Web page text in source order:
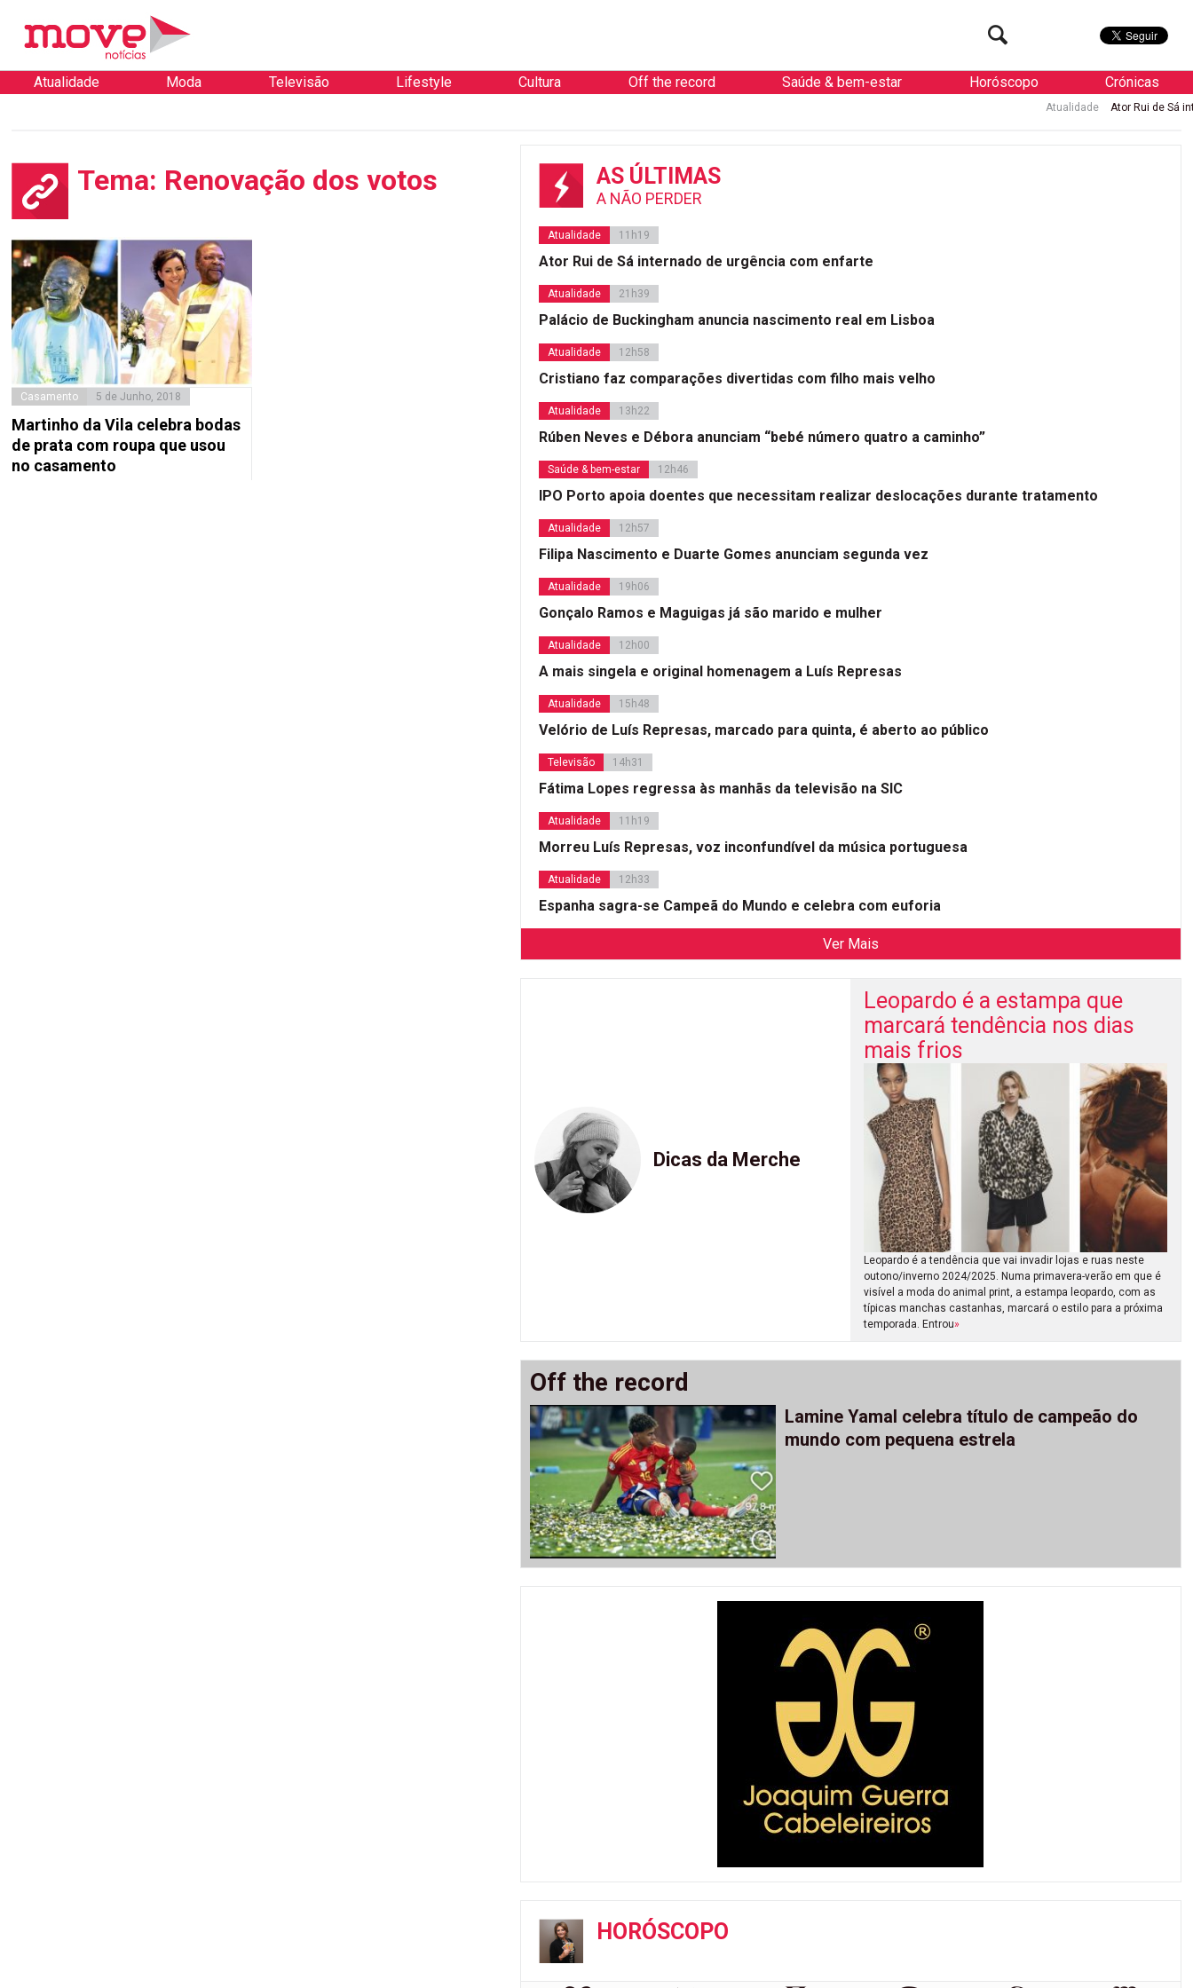
Atualidade Moda Televisão Lifestyle Cultura Off the record Saúde & bem-estar Horóscopo Crónicas
Atualidade Ator Rui de Sá
Tema: Renovação dos votos
Casamento 5 de Junho, 2018
Martinho da Vila celebra bodas
de prata com roupa que usou
no casamento
AS ÚLTIMAS
A NÃO PERDER
Atualidade 11h19
Ator Rui de Sá internado de urgência com enfarte
Atualidade 21h39
Palácio de Buckingham anuncia nascimento real em Lisboa
Atualidade 12h58
Cristiano faz comparações divertidas com filho mais velho
Atualidade 13h22
Rúben Neves e Débora anunciam “bebé número quatro a caminho”
Saúde & bem-estar 12h46
IPO Porto apoia doentes que necessitam realizar deslocações durante tratamento
Atualidade 12h57
Filipa Nascimento e Duarte Gomes anunciam segunda vez
Atualidade 19h06
Gonçalo Ramos e Maguigas já são marido e mulher
Atualidade 12h00
A mais singela e original homenagem a Luís Represas
Atualidade 15h48
Velório de Luís Represas, marcado para quinta, é aberto ao público
Televisão 14h31
Fátima Lopes regressa às manhãs da televisão na SIC
Atualidade 11h19
Morreu Luís Represas, voz inconfundível da música portuguesa
Atualidade 12h33
Espanha sagra-se Campeã do Mundo e celebra com euforia
Ver Mais
Dicas da Merche
Leopardo é a estampa que
marcará tendência nos dias
mais frios
Leopardo é a tendência que vai invadir lojas e ruas neste
outono/inverno 2024/2025. Numa primavera-verão em que é
visível a moda do animal print, a estampa leopardo, com as
típicas manchas castanhas, marcará o estilo para a próxima
temporada. Entrou»
Off the record
Lamine Yamal celebra título de campeão do
mundo com pequena estrela
HORÓSCOPO